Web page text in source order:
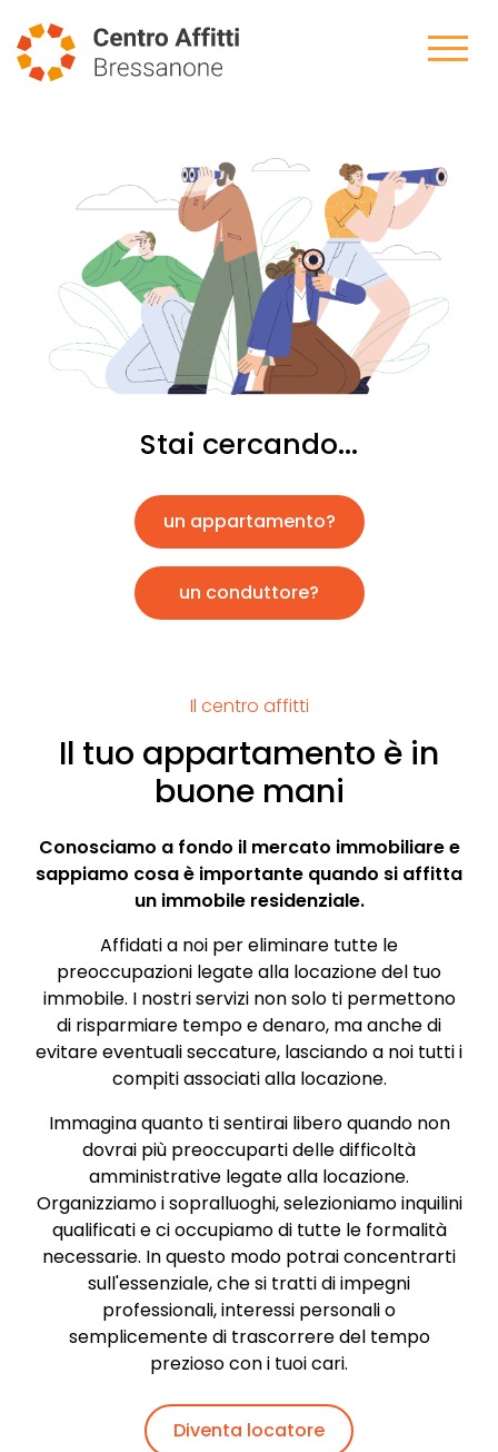
Stai cercando...
un appartamento?
un conduttore?
Il centro affitti
Il tuo appartamento è in
buone mani
Conosciamo a fondo il mercato immobiliare e
sappiamo cosa è importante quando si affitta
un immobile residenziale.
Affidati a noi per eliminare tutte le
preoccupazioni legate alla locazione del tuo
immobile. I nostri servizi non solo ti permettono
di risparmiare tempo e denaro, ma anche di
evitare eventuali seccature, lasciando a noi tutti i
compiti associati alla locazione.
Immagina quanto ti sentirai libero quando non
dovrai più preoccuparti delle difficoltà
amministrative legate alla locazione.
Organizziamo i sopralluoghi, selezioniamo inquilini
qualificati e ci occupiamo di tutte le formalità
necessarie. In questo modo potrai concentrarti
sull'essenziale, che si tratti di impegni
professionali, interessi personali o
semplicemente di trascorrere del tempo
prezioso con i tuoi cari.
Diventa locatore